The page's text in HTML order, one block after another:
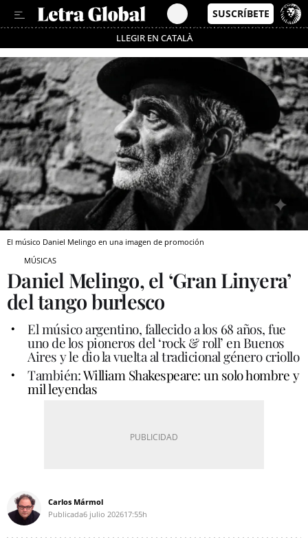
LLEGIR EN CATALÀ
Pásate al MODO AHORRO
El músico Daniel Melingo en una imagen de promoción
MÚSICAS
Daniel Melingo, el ‘Gran Linyera’
del tango burlesco
El músico argentino, fallecido a los 68 años, fue
uno de los pioneros del ‘rock & roll’ en Buenos
Aires y le dio la vuelta al tradicional género criollo
También:William Shakespeare: un solo hombre y
mil leyendas
Carlos Mármol
Publicada6 julio 202617:55h